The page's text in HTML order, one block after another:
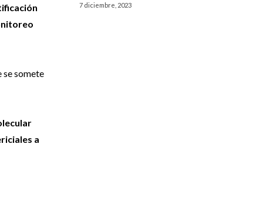
se somete
a
7 diciembre, 2023